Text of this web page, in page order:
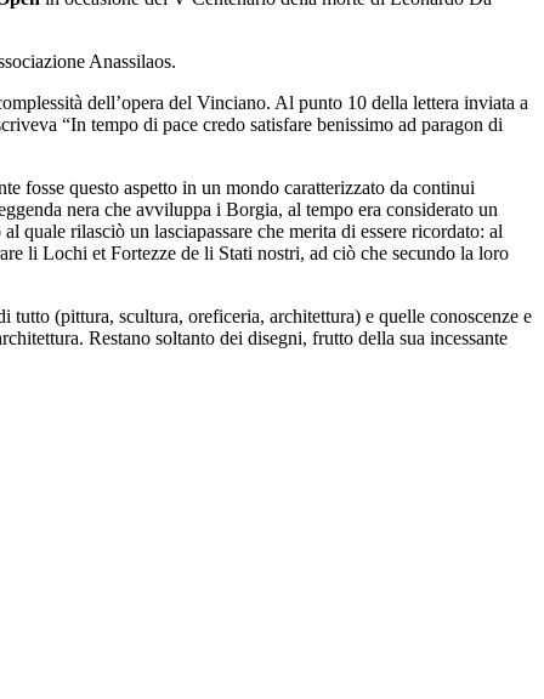
Anassilaos.
dell’opera del Vinciano. Al punto 10 della lettera inviata a
“In tempo di pace credo satisfare benissimo ad paragon di
fosse questo aspetto in un mondo caratterizzato da continui
nera che avviluppa i Borgia, al tempo era considerato un
quale rilasciò un lasciapassare che merita di essere ricordato: al
li Lochi et Fortezze de li Stati nostri, ad ciò che secundo la loro
(pittura, scultura, oreficeria, architettura) e quelle conoscenze e
Restano soltanto dei disegni, frutto della sua incessante